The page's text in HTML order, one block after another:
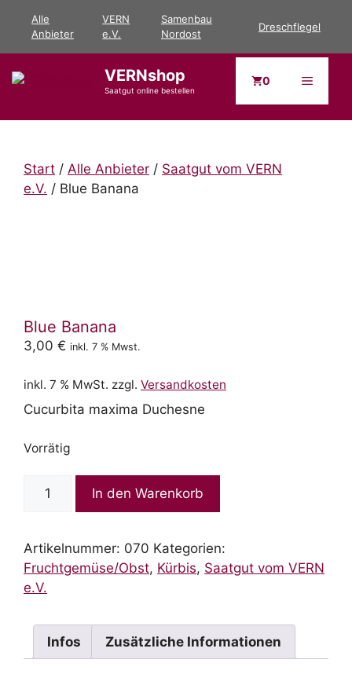
Inhalt
Alle
Anbieter
VERN
e.V.
Samenbau
Nordost
Dreschflegel
VERNshop
Saatgut online bestellen
0 Menü
Start / Alle Anbieter / Saatgut vom VERN
e.V. / Blue Banana
Blue Banana
3,00 € inkl. 7 % Mwst.
inkl. 7 % MwSt. zzgl. Versandkosten
Cucurbita maxima Duchesne
Vorrätig
Blue
In den Warenkorb
Artikelnummer: 070 Kategorien:
Fruchtgemüse/Obst, Kürbis, Saatgut vom VERN
e.V.
Infos Zusätzliche Informationen